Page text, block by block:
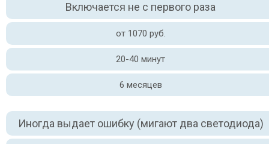
Включается не с первого раза
от 1070 руб.
20-40 минут
6 месяцев
Иногда выдает ошибку (мигают два светодиода)